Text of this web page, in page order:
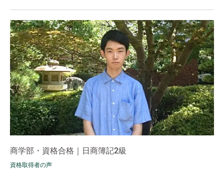
商学部・資格合格｜日商簿記2級
資格取得者の声